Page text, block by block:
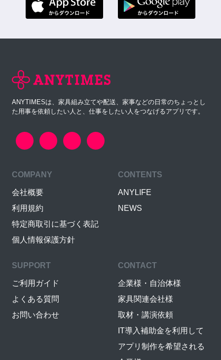
ANYTIMESは、家具組み立てや配送、家事などの日常のちょっとし
た用事を依頼したい人と、仕事をしたい人をつなげるアプリです。
COMPANY
会社概要
利用規約
特定商取引に基づく表記
個人情報保護方針
CONTENTS
ANYLIFE
NEWS
SUPPORT
ご利用ガイド
よくある質問
お問い合わせ
CONTACT
企業様・自治体様
家具関連会社様
取材・講演依頼
IT導入補助金を利用して
アプリ制作を希望される